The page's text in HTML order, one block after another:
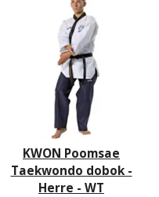
KWON Poomsae
Taekwondo dobok -
Herre - WT